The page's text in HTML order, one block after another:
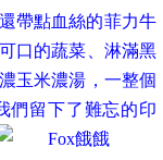
帶點血絲的菲力牛
口的蔬菜、淋滿黑
玉米濃湯，一整個
們留下了難忘的印